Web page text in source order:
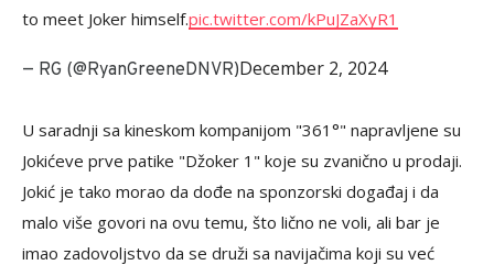
to meet Joker himself.pic.twitter.com/kPuJZaXyR1
— RG (@RyanGreeneDNVR)December 2, 2024
U saradnji sa kineskom kompanijom "361°" napravljene su
Jokićeve prve patike "Džoker 1" koje su zvanično u prodaji.
Jokić je tako morao da dođe na sponzorski događaj i da
malo više govori na ovu temu, što lično ne voli, ali bar je
imao zadovoljstvo da se druži sa navijačima koji su već